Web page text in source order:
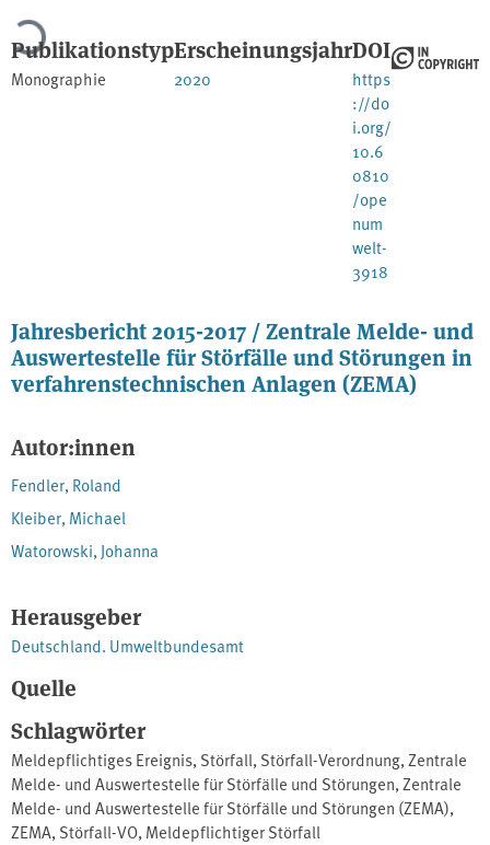
Lade...
Publikationstyp
Monographie
Erscheinungsjahr
2020
DOI
https
://do
i.org/
10.6
0810
/ope
num
welt-
3918
Jahresbericht 2015-2017 / Zentrale Melde- und
Auswertestelle für Störfälle und Störungen in
verfahrenstechnischen Anlagen (ZEMA)
Autor:innen
Fendler, Roland
Kleiber, Michael
Watorowski, Johanna
Herausgeber
Deutschland. Umweltbundesamt
Quelle
Schlagwörter
Meldepflichtiges Ereignis,Störfall,Störfall-Verordnung,Zentrale
Melde- und Auswertestelle für Störfälle und Störungen,Zentrale
Melde- und Auswertestelle für Störfälle und Störungen (ZEMA),
ZEMA,Störfall-VO,Meldepflichtiger Störfall